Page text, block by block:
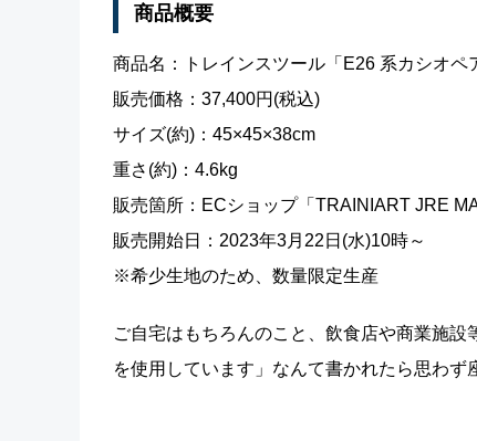
商品概要
商品名：トレインスツール「E26 系カシオペ
販売価格：37,400円(税込)
サイズ(約)：45×45×38cm
重さ(約)：4.6kg
販売箇所：ECショップ「TRAINIART JRE
販売開始日：2023年3月22日(水)10時～
※希少生地のため、数量限定生産
ご自宅はもちろんのこと、飲食店や商業施
を使用しています」なんて書かれたら思わず